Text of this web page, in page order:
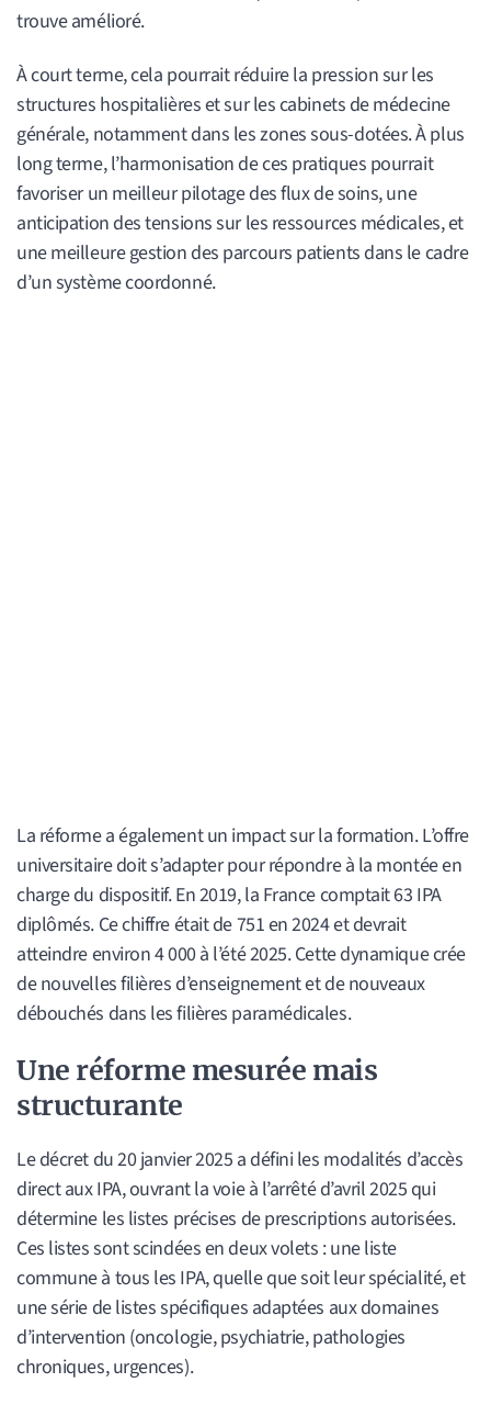
trouve amélioré.
À court terme, cela pourrait réduire la pression sur les
structures hospitalières et sur les cabinets de médecine
générale, notamment dans les zones sous-dotées. À plus
long terme, l’harmonisation de ces pratiques pourrait
favoriser un meilleur pilotage des flux de soins, une
anticipation des tensions sur les ressources médicales, et
une meilleure gestion des parcours patients dans le cadre
d’un système coordonné.
La réforme a également un impact sur la formation. L’offre
universitaire doit s’adapter pour répondre à la montée en
charge du dispositif. En 2019, la France comptait 63 IPA
diplômés. Ce chiffre était de 751 en 2024 et devrait
atteindre environ 4 000 à l’été 2025. Cette dynamique crée
de nouvelles filières d’enseignement et de nouveaux
débouchés dans les filières paramédicales.
Une réforme mesurée mais
structurante
Le décret du 20 janvier 2025 a défini les modalités d’accès
direct aux IPA, ouvrant la voie à l’arrêté d’avril 2025 qui
détermine les listes précises de prescriptions autorisées.
Ces listes sont scindées en deux volets : une liste
commune à tous les IPA, quelle que soit leur spécialité, et
une série de listes spécifiques adaptées aux domaines
d’intervention (oncologie, psychiatrie, pathologies
chroniques, urgences).